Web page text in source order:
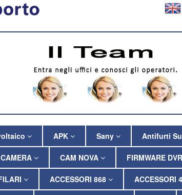
APK Sany Antifurti
CAM NOVA FIRMWARE DVR
ACCESSORI 868 ACCESSORI